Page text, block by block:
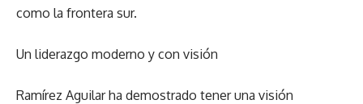
como la frontera sur.
Un liderazgo moderno y con visión
Ramírez Aguilar ha demostrado tener una visión